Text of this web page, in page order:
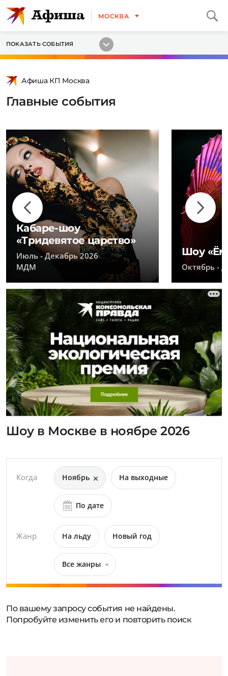
МОСКВА
ПОКАЗАТЬ СОБЫТИЯ
Афиша КП Москва
Главные события
Кабаре-шоу
«Тридевятое царство»
Июль - Декабрь 2026
МДМ
Шоу
Октябрь -
Шоу в Москве в ноябре 2026
Когда Ноябрь На выходные
По дате
Жанр На льду Новый год
Все жанры
По вашему запросу события не найдены.
Попробуйте изменить его и повторить поиск